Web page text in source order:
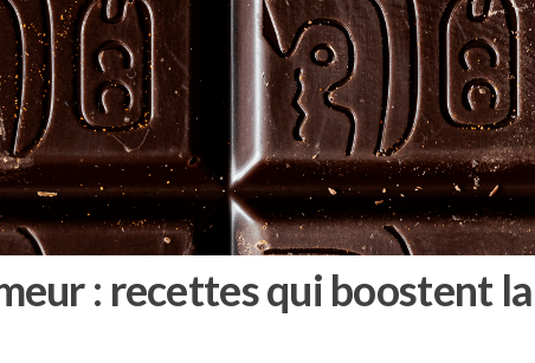
: recettes qui boostent